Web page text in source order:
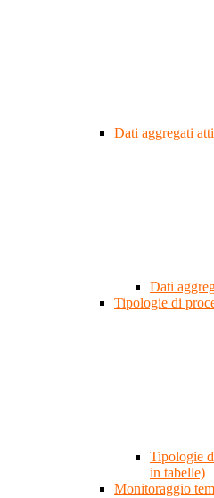
Dati aggregati
Dati
Tipologie di
Tipologie
in tabelle)
Monitoraggio